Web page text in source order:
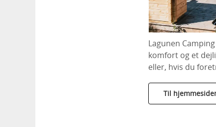
Lagunen
komfort og et
eller, hvis du
Til